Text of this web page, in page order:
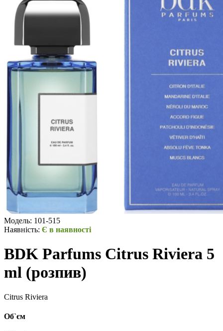
Модель: 101-515
Наявність: Є в наявності
BDK Parfums Citrus Riviera 5
ml (розпив)
Citrus Riviera
Об`єм